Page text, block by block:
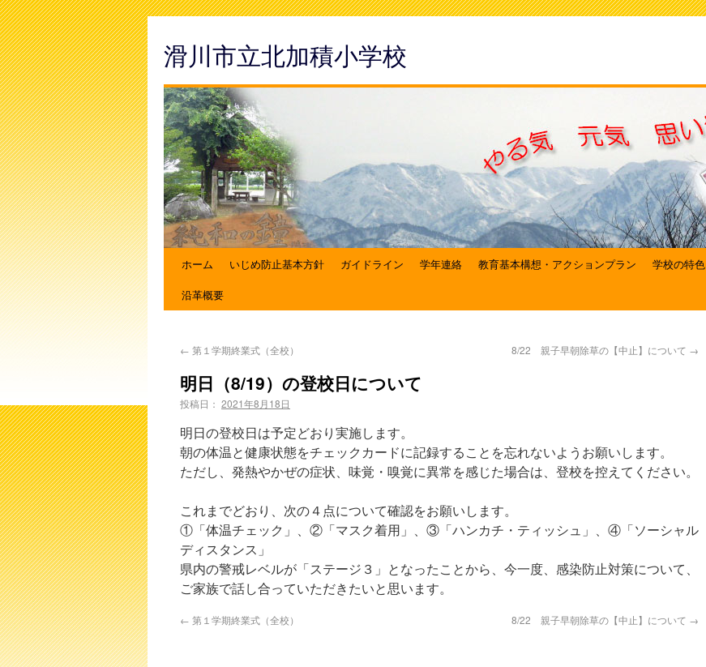
滑川市立北加積小学校
ホーム いじめ防止基本方針 ガイドライン 学年連絡 教育基本構想・アクションプラン 学校の特色
沿革概要
← 第１学期終業式（全校） 8/22 親子早朝除草の【中止】について →
明日（8/19）の登校日について
投稿日： 2021年8月18日
明日の登校日は予定どおり実施します。
朝の体温と健康状態をチェックカードに記録することを忘れないようお願いします。
ただし、発熱やかぜの症状、味覚・嗅覚に異常を感じた場合は、登校を控えてください。
これまでどおり、次の４点について確認をお願いします。
①「体温チェック」、②「マスク着用」、③「ハンカチ・ティッシュ」、④「ソーシャル
ディスタンス」
県内の警戒レベルが「ステージ３」となったことから、今一度、感染防止対策について、
ご家族で話し合っていただきたいと思います。
← 第１学期終業式（全校） 8/22 親子早朝除草の【中止】について →